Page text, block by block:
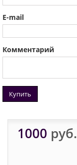
E-mail
Комментарий
Купить
1000 руб.